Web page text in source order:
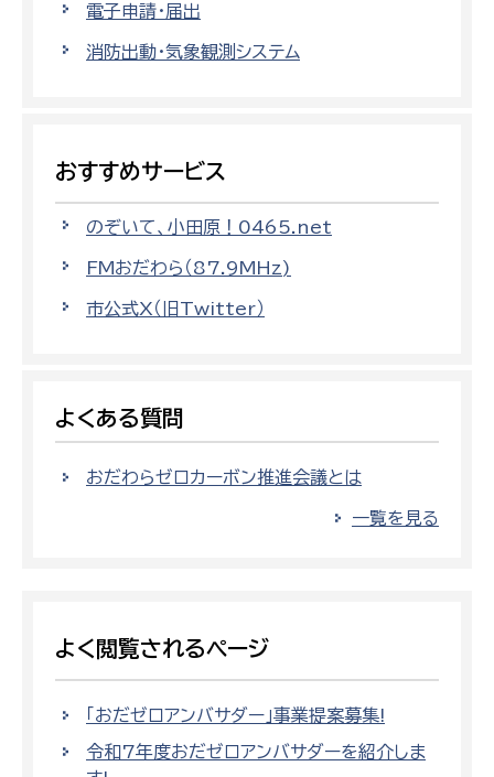
電子申請・届出
消防出動・気象観測システム
おすすめサービス
のぞいて、小田原！0465.net
FMおだわら（87.9MHz)
市公式X（旧Twitter）
よくある質問
おだわらゼロカーボン推進会議とは
一覧を見る
よく閲覧されるページ
「おだゼロアンバサダー」事業提案募集!
令和7年度おだゼロアンバサダーを紹介しま